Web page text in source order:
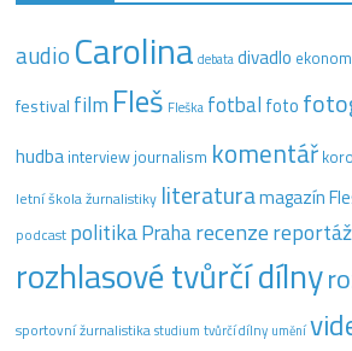
audio Carolina debata divadlo
festival film Fleš Fleška fotbal foto
hudba interview journalism komentář
letní škola žurnalistiky literaturamagazín
podcast politikaPraharecenzereportáž
rozhlasové tvůrčí dílny
sportovní žurnalistika studium tvůrčí dílny umění